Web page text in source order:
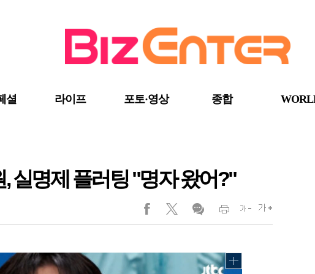
셜 라이프 포토·영상 종합
실명제 플러팅 "명자 왔어?"